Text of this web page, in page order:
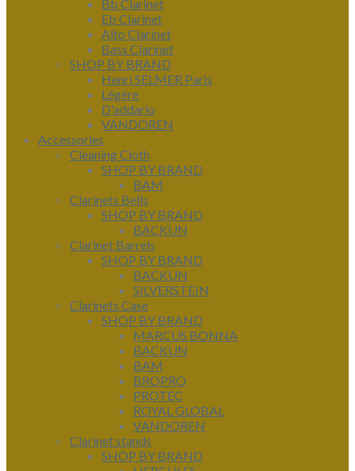
Bb Clarinet
Eb Clarinet
Alto Clarinet
Bass Clarinet
SHOP BY BRAND
Henri SELMER Paris
Légère
D'addario
VANDOREN
Accessories
Cleaning Cloth
SHOP BY BRAND
BAM
Clarinets Bells
SHOP BY BRAND
BACKUN
Clarinet Barrels
SHOP BY BRAND
BACKUN
SILVERSTEIN
Clarinets Case
SHOP BY BRAND
MARCUS BONNA
BACKUN
BAM
BROPRO
PROTEC
ROYAL GLOBAL
VANDOREN
Clarinet stands
SHOP BY BRAND